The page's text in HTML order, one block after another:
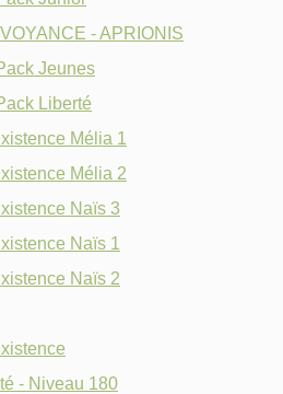
- APRIONIS
Jeunes
Liberté
Mélia 1
Mélia 2
Naïs 3
Naïs 1
Naïs 2
- Niveau 180